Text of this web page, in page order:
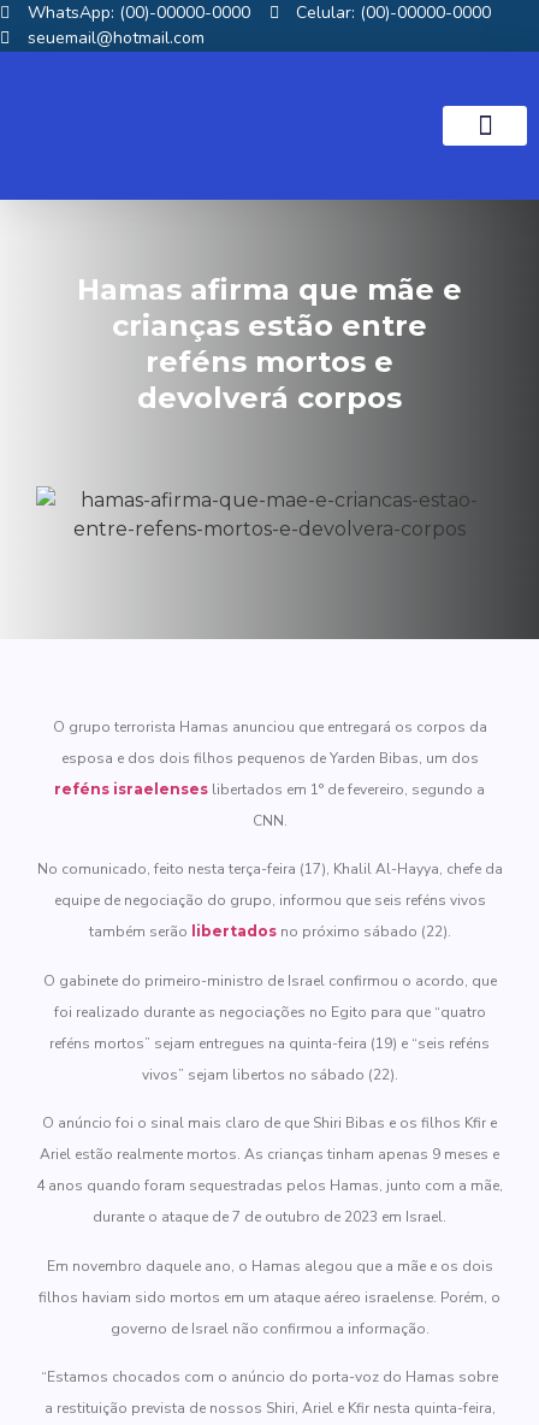
WhatsApp: (00)-00000-0000
Celular: (00)-00000-0000
seuemail@hotmail.com
Hamas afirma que mãe e
crianças estão entre
reféns mortos e
devolverá corpos
O grupo terrorista Hamas anunciou que entregará os corpos da
esposa e dos dois filhos pequenos de Yarden Bibas, um dos
reféns israelenses libertados em 1° de fevereiro, segundo a
CNN.
No comunicado, feito nesta terça-feira (17), Khalil Al-Hayya, chefe da
equipe de negociação do grupo, informou que seis reféns vivos
também serão libertadosno próximo sábado (22).
O gabinete do primeiro-ministro de Israel confirmou o acordo, que
foi realizado durante as negociações no Egito para que “quatro
reféns mortos” sejam entregues na quinta-feira (19) e “seis reféns
vivos” sejam libertos no sábado (22).
O anúncio foi o sinal mais claro de que Shiri Bibas e os filhos Kfir e
Ariel estão realmente mortos. As crianças tinham apenas 9 meses e
4 anos quando foram sequestradas pelos Hamas, junto com a mãe,
durante o ataque de 7 de outubro de 2023 em Israel.
Em novembro daquele ano, o Hamas alegou que a mãe e os dois
filhos haviam sido mortos em um ataque aéreo israelense. Porém, o
governo de Israel não confirmou a informação.
“Estamos chocados com o anúncio do porta-voz do Hamas sobre
a restituição prevista de nossos Shiri, Ariel e Kfir nesta quinta-feira,